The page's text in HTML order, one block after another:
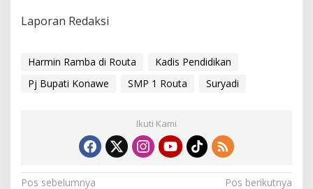
Laporan Redaksi
Harmin Ramba di Routa
Kadis Pendidikan
Pj Bupati Konawe
SMP 1 Routa Suryadi
Ikuti Kami
Pos sebelumnya
Pos berikutnya